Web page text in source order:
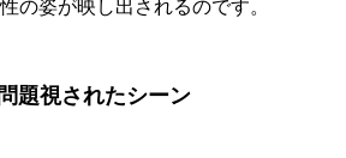
の姿が映し出されるのです。
題視されたシーン